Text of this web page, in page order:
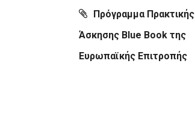
Πρόγραμμα Πρακτικής
Άσκησης Blue Book της
Ευρωπαϊκής Επιτροπής